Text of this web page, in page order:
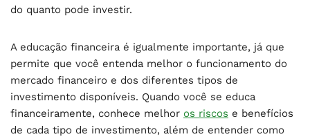
do quanto pode investir.
A educação financeira é igualmente importante, já que
permite que você entenda melhor o funcionamento do
mercado financeiro e dos diferentes tipos de
investimento disponíveis. Quando você se educa
financeiramente, conhece melhor os riscos e benefícios
de cada tipo de investimento, além de entender como